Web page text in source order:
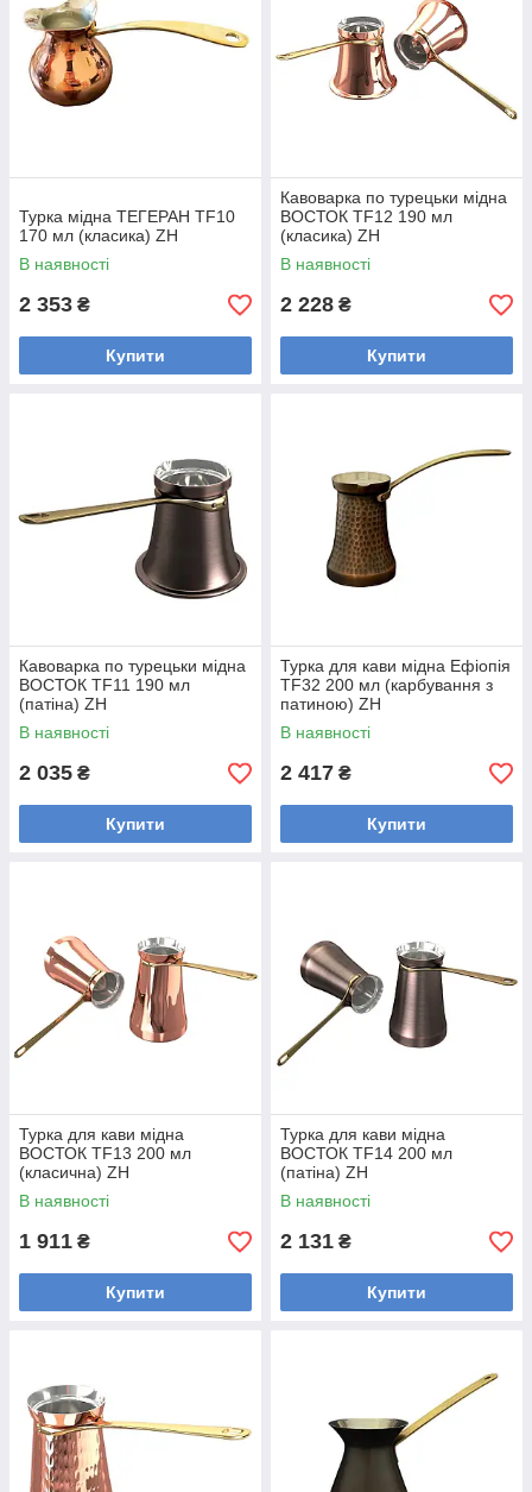
Турка мідна ТЕГЕРАН TF10
170 мл (класика) ZH
В наявності
2 353 ₴
Купити
Кавоварка по турецьки мідна
ВОСТОК TF12 190 мл
(класика) ZH
В наявності
2 228 ₴
Купити
Кавоварка по турецьки мідна
ВОСТОК TF11 190 мл
(патіна) ZH
В наявності
2 035 ₴
Купити
Турка для кави мідна Ефіопія
TF32 200 мл (карбування з
патиною) ZH
В наявності
2 417 ₴
Купити
Турка для кави мідна
ВОСТОК TF13 200 мл
(класична) ZH
В наявності
1 911 ₴
Купити
Турка для кави мідна
ВОСТОК TF14 200 мл
(патіна) ZH
В наявності
2 131 ₴
Купити